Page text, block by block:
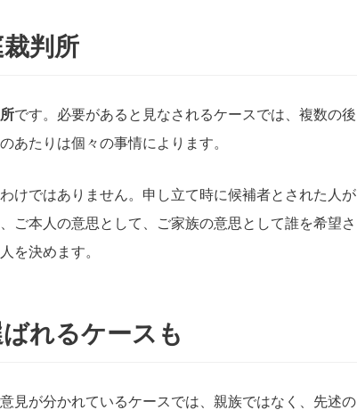
判所
です。必要があると見なされるケースでは、複数の後
あたりは個々の事情によります。
けではありません。申し立て時に候補者とされた人が
ご本人の意思として、ご家族の意思として誰を希望さ
を決めます。
れるケースも
見が分かれているケースでは、親族ではなく、先述の